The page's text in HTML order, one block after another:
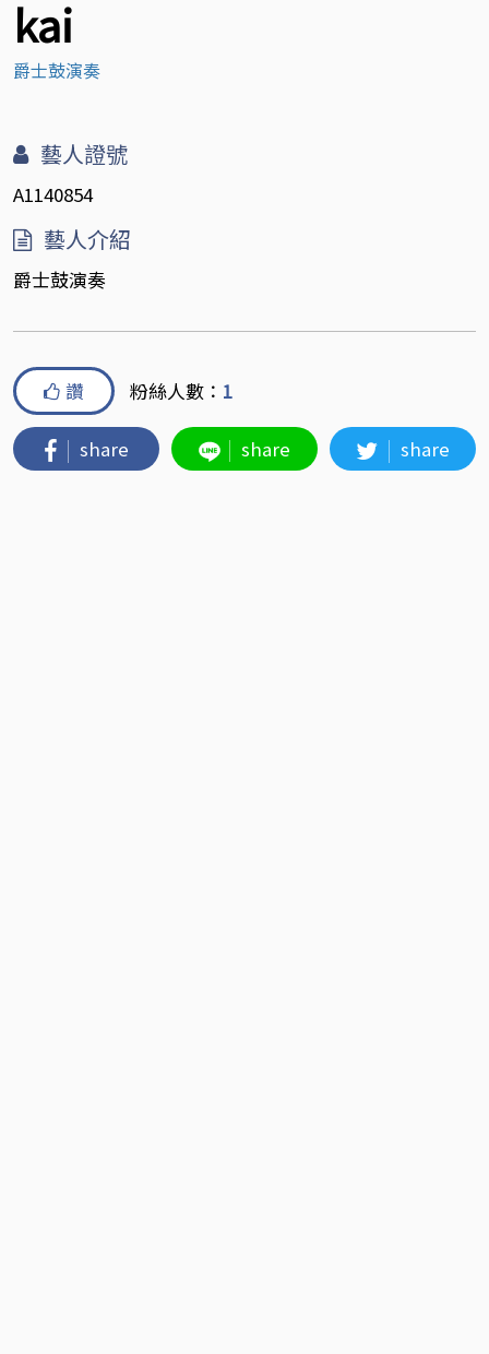
kai
爵士鼓演奏
藝人證號
A1140854
藝人介紹
爵士鼓演奏
讚 粉絲人數： 1
share share share